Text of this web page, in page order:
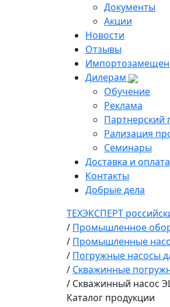
Документы
Акции
Новости
Отзывы
Дилерам
Обучение
Реклама
Партнерский
Рализация
Семинары
Доставка и оплата
Контакты
Добрые дела
ТЕХЭКСПЕРТ
/ Промышленное
/ Промышленные
/ Погружные насосы
/ Скважинные
/ Скважинный насос
Каталог продукции